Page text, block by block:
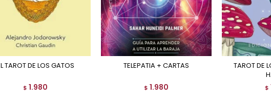
EL TAROT DE LOS GATOS
$ 1.980
TELEPATIA + CARTAS
$ 1.980
TAROT DE LOS CUENTOS DE
$